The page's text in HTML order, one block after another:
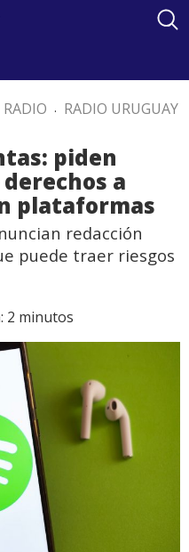
RADIO . RADIO URUGUAY
piden
a
plataformas
redacción
puede traer riesgos
2 minutos